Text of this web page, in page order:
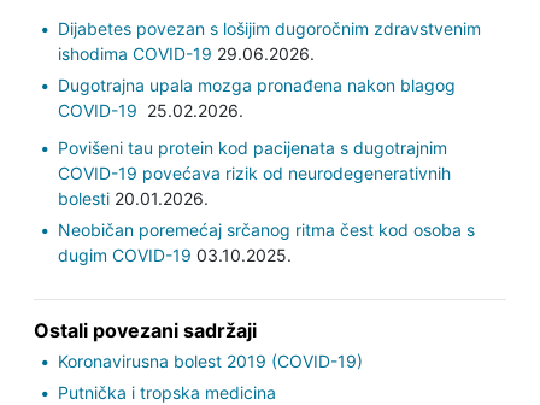
Dijabetes povezan s lošijim dugoročnim zdravstvenim
ishodima COVID-19 29.06.2026.
Dugotrajna upala mozga pronađena nakon blagog
COVID-19 25.02.2026.
Povišeni tau protein kod pacijenata s dugotrajnim
COVID-19 povećava rizik od neurodegenerativnih
bolesti20.01.2026.
Neobičan poremećaj srčanog ritma čest kod osoba s
dugim COVID-19 03.10.2025.
Ostali povezani sadržaji
Koronavirusna bolest 2019 (COVID-19)
Putnička i tropska medicina